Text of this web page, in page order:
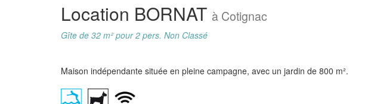
Location BORNAT à Cotignac
Gîte de 32 m² pour 2 pers. Non Classé
Maison indépendante située en pleine campagne, avec un jardin de 800 m².